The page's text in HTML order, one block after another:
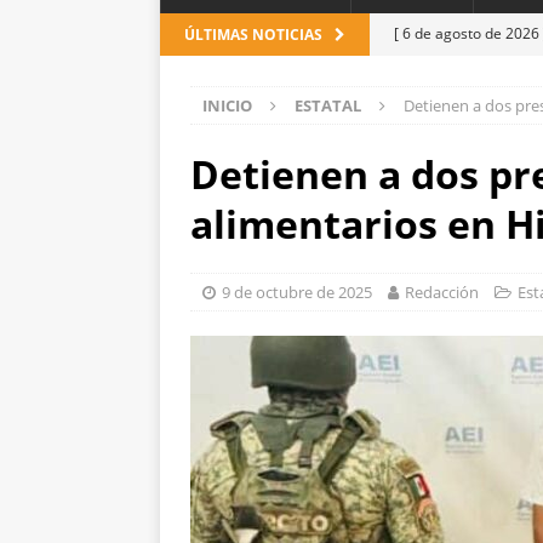
ÚLTIMAS NOTICIAS [ 6 de agosto de 2026
[ 6 de agosto de
pretextos
[ 6 de agosto de 2026 ]
ESTATAL
INICIO ESTATAL Detienen a dos
Detienen a dos
alimentarios en
9 de octubre de 2025 Redacción